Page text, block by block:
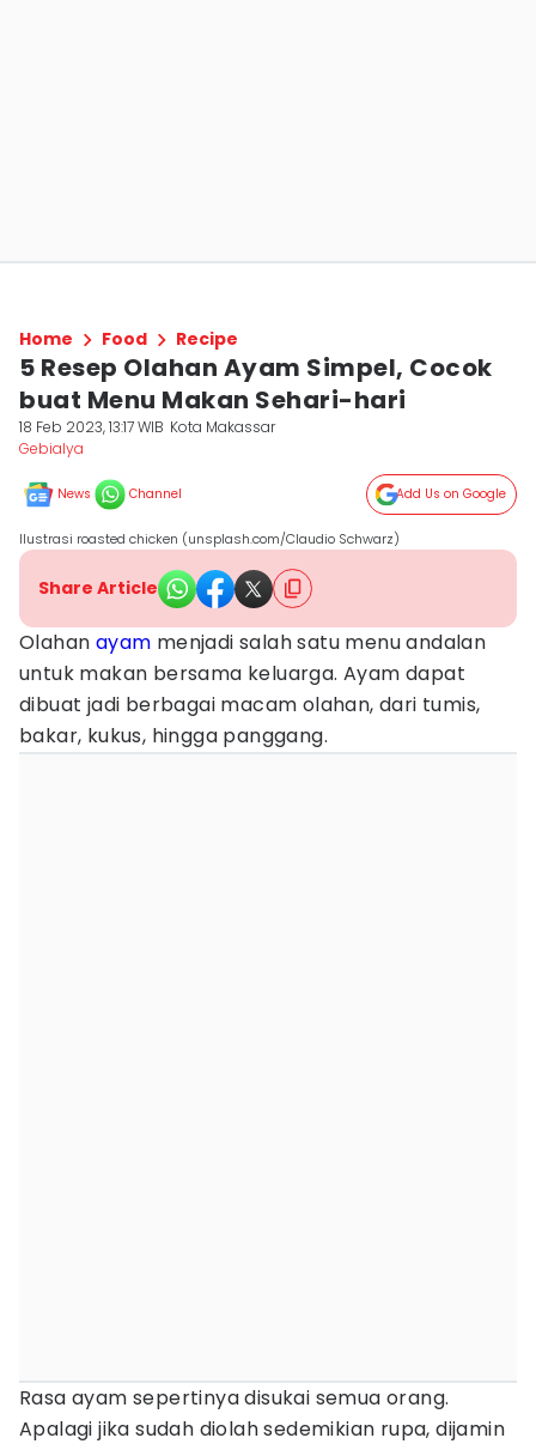
Home Food Recipe
5 Resep Olahan Ayam Simpel, Cocok
buat Menu Makan Sehari-hari
18 Feb 2023, 13:17 WIB Kota Makassar
Gebialya
News Channel Add Us on Google
Ilustrasi roasted chicken (unsplash.com/Claudio Schwarz)
Share Article
Olahan ayam menjadi salah satu menu andalan
untuk makan bersama keluarga. Ayam dapat
dibuat jadi berbagai macam olahan, dari tumis,
bakar, kukus, hingga panggang.
Rasa ayam sepertinya disukai semua orang.
Apalagi jika sudah diolah sedemikian rupa, dijamin